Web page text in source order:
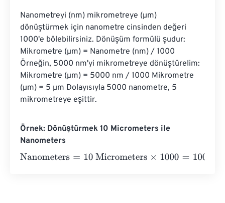
Nanometreyi (nm) mikrometreye (µm)
dönüştürmek için nanometre cinsinden değeri
1000'e bölebilirsiniz. Dönüşüm formülü şudur:
Mikrometre (µm) = Nanometre (nm) / 1000
Örneğin, 5000 nm'yi mikrometreye dönüştürelim:
Mikrometre (µm) = 5000 nm / 1000 Mikrometre
(µm) = 5 µm Dolayısıyla 5000 nanometre, 5
mikrometreye eşittir.
Örnek: Dönüştürmek 10 Micrometers ile
Nanometers
Nanometers= 10 Micrometers×1000 =10000 Nanometers